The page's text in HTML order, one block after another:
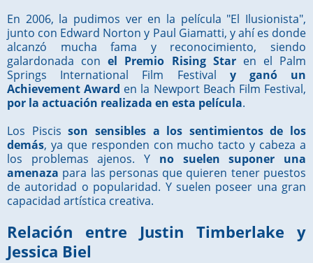
En 2006, la pudimos ver en la película "El Ilusionista",
junto con Edward Norton y Paul Giamatti, y ahí es donde
alcanzó mucha fama y reconocimiento, siendo
galardonada con el Premio Rising Staren el Palm
Springs International Film Festival y ganó un
Achievement Award en la Newport Beach Film Festival,
por la actuación realizada en esta película.
Los Piscisson sensibles a los sentimientos de los
demás, ya que responden con mucho tacto y cabeza a
los problemas ajenos. Y no suelen suponer una
amenaza para las personas que quieren tener puestos
de autoridad o popularidad. Y suelen poseer una gran
capacidad artística creativa.
Relación entre Justin Timberlake y
Jessica Biel